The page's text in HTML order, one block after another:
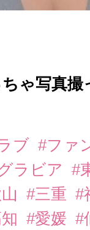
ゃ写真撮
ブ #ファ
ラビア
#
#三重 #
#愛媛 #